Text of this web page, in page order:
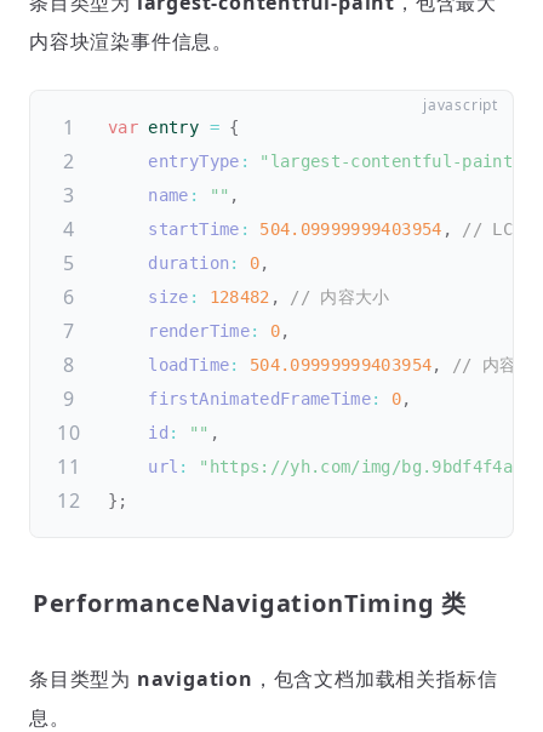
内容块渲染事件信息。
var entry = {
entryType : "largest-contentful-paint"
name : "" ,
startTime : 504.09999999403954 ,
// LCP时
duration : 0,
size : 128482 ,
// 内容大小
renderTime: 0,
loadTime: 504.09999999403954,
// 内容加
firstAnimatedFrameTime: 0,
id : "" ,
url :
"https://yh.com/img/
} ;
PerformanceNavigationTiming 类
条目类型为 navigation ，包含文档加载相关指标信
息。